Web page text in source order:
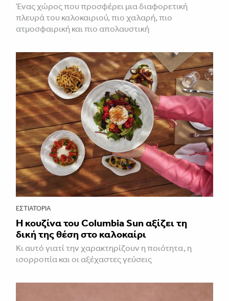
Ένας χώρος που προσφέρει μια διαφορετική
πλευρά του καλοκαιριού, πιο χαλαρή, πιο
ατμοσφαιρική και πιο απολαυστική
ΕΣΤΙΑΤΌΡΙΑ
Η κουζίνα του Columbia Sun αξίζει τη
δική της θέση στο καλοκαίρι
Κι αυτό γιατί την χαρακτηρίζουν η ποιότητα, η
ισορροπία και οι αξέχαστες γεύσεις